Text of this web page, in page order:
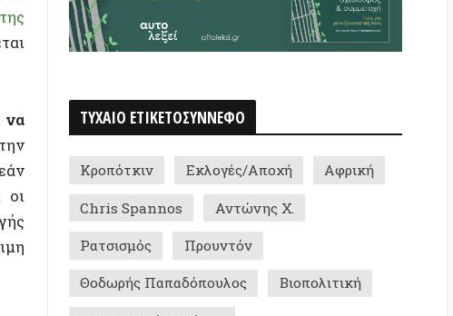
Chris Spannos Αντώνης Χ.
Θοδωρής Παπαδόπουλος Βιοπολιτική
Πολυτεχνείο/Χούντα
Σπύρος Κωνσταντούλας Δημοψήφισμα
Αλληλεγγύη Φονταμενταλισμός
Έλεγχος/Επιτήρηση
Βουλγαρικό ελευθεριακό κίνημα
Παλαιστίνη/Ισραήλ Αναρχισμός